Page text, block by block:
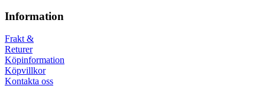
Information
Frakt &
Returer
Köpinformation
Köpvillkor
Kontakta oss